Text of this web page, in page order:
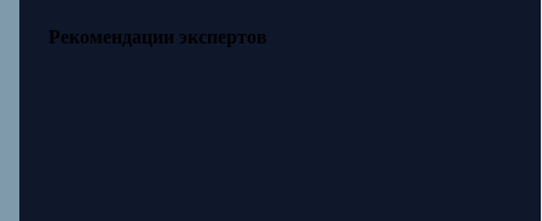
Рекомендации экспертов